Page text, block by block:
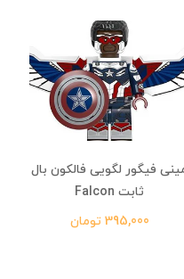
فیگور لگویی فالکون بال
ثابت Falcon
395,000 تومان